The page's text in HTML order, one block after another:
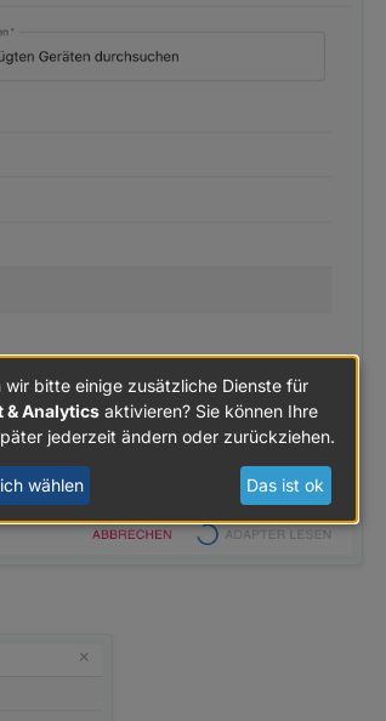
wir bitte einige zusätzliche Dienste für
& Analytics aktivieren? Sie können Ihre
jederzeit ändern oder zurückziehen.
wählen Das ist ok